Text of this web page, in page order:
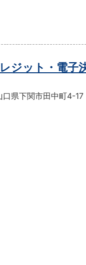
ジット・電子
口県下関市田中町4-17